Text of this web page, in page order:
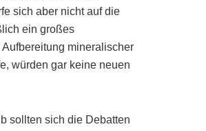
sich aber nicht auf die
ein großes
mineralischer
würden gar keine neuen
sollten sich die Debatten